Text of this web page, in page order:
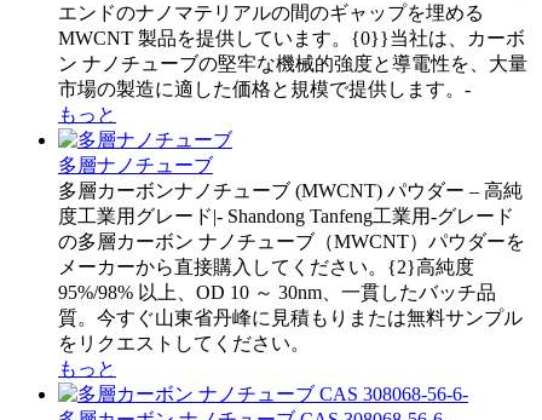
エンドのナノマテリアルの間のギャップを埋める
MWCNT 製品を提供しています。{0}}当社は、カーボ
ン ナノチューブの堅牢な機械的強度と導電性を、大量
市場の製造に適した価格と規模で提供します。-
もっと
多層ナノチューブ
多層カーボンナノチューブ (MWCNT) パウダー – 高純
度工業用グレード|- Shandong Tanfeng工業用-グレード
の多層カーボン ナノチューブ（MWCNT）パウダーを
メーカーから直接購入してください。{2}高純度
95%/98% 以上、OD 10 ～ 30nm、一貫したバッチ品
質。今すぐ山東省丹峰に見積もりまたは無料サンプル
をリクエストしてください。
もっと